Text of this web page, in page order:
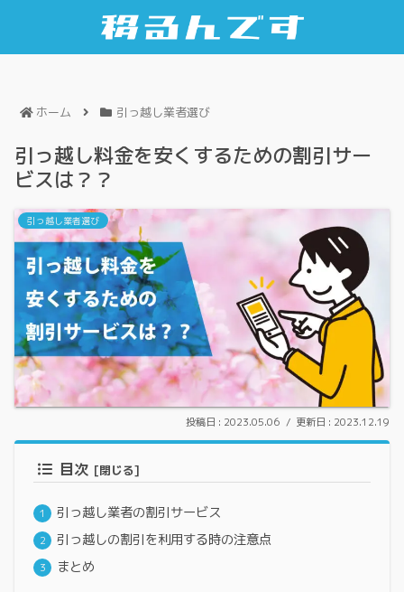
ホーム 引っ越し業者選び
引っ越し料金を安くするための割引サー
ビスは？？
引っ越し業者選び
2023.05.06 2023.12.19
目次
引っ越し業者の割引サービス
引っ越しの割引を利用する時の注意点
まとめ